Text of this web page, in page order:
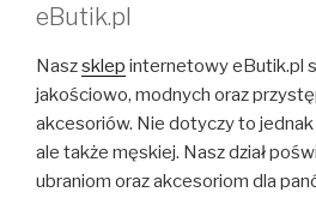
eButik.pl
Naszsklep internetowy eButik.pl
jakościowo, modnych oraz
akcesoriów. Nie dotyczy to
ale także męskiej. Nasz dział
ubraniom oraz akcesoriom dla